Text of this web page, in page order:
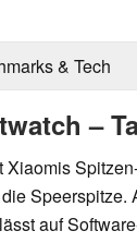
& Tech
–
Xiaomis
auf